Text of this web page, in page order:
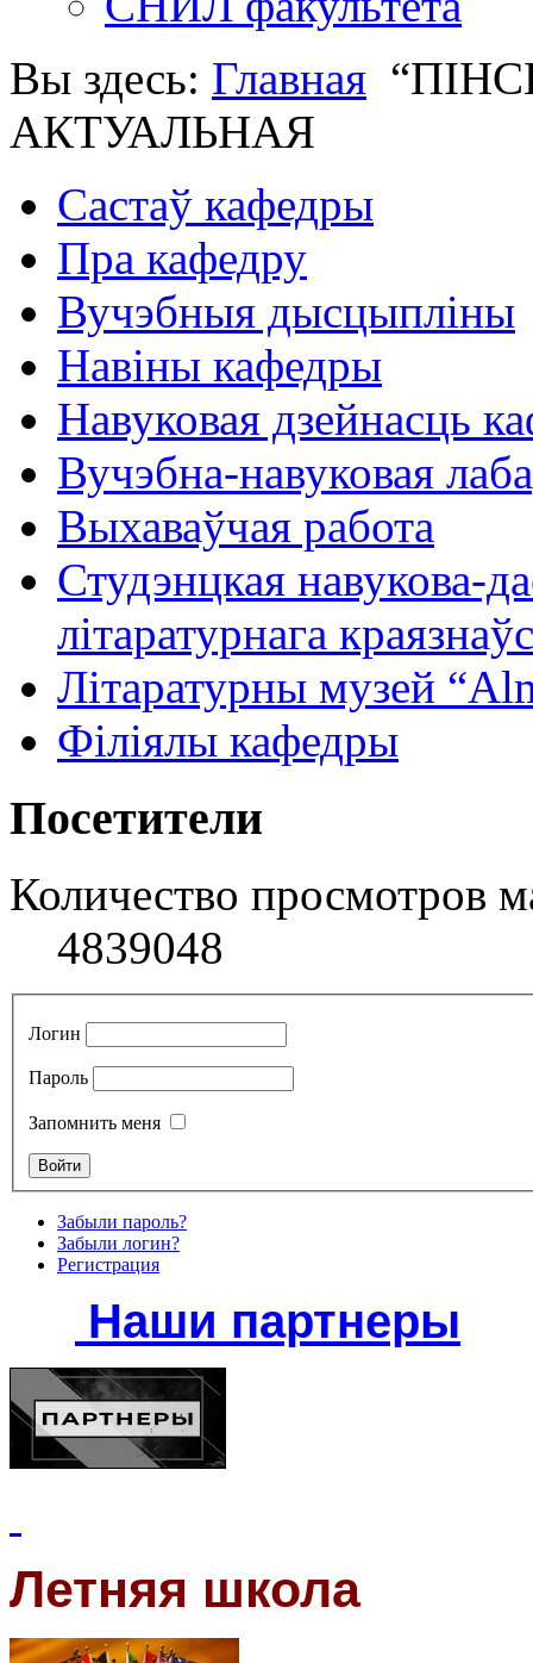
Вы здесь: Главная
АКТУАЛЬНАЯ
Састаў кафедры
Пра кафедру
Вучэбныя дысцыпліны
Навіны кафедры
Навуковая дзейнасць
Вучэбна-навуковая
Выхаваўчая работа
Студэнцкая навукова-
літаратурнага
Літаратурны музей
Філіялы кафедры
Посетители
Количество просмотров
4839048
Логин
Пароль
Запомнить меня
Забыли пароль?
Забыли логин?
Регистрация
Наши партнеры
Летняя школа